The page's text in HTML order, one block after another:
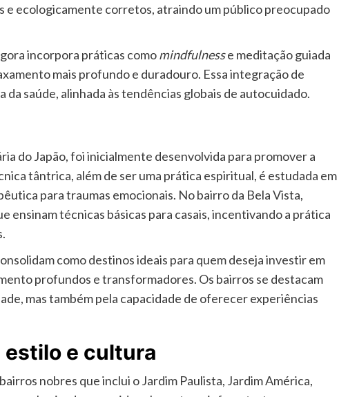
e ecologicamente corretos, atraindo um público preocupado
incorpora práticas comomindfulnesse meditação guiada
mais profundo e duradouro. Essa integração de
saúde, alinhada às tendências globais de autocuidado.
do Japão, foi inicialmente desenvolvida para promover a
tântrica, além de ser uma prática espiritual, é estudada em
para traumas emocionais. No bairro da Bela Vista,
ensinam técnicas básicas para casais, incentivando a prática
como destinos ideais para quem deseja investir em
profundos e transformadores. Os bairros se destacam
mas também pela capacidade de oferecer experiências
e cultura
nobres que inclui o Jardim Paulista, Jardim América,